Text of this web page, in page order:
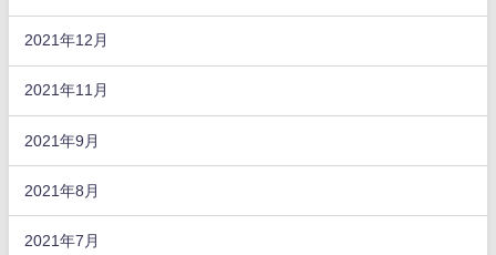
2021年12月
2021年11月
2021年9月
2021年8月
2021年7月